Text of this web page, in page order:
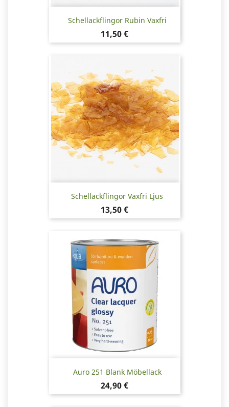
Schellackflingor Rubin Vaxfri
Pris
11,50 €
Schellackflingor Vaxfri Ljus
Pris
13,50 €
Auro 251 Blank Möbellack
Pris
24,90 €